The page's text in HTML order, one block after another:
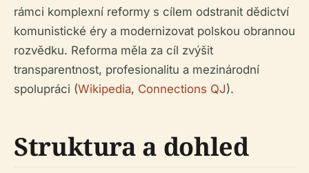
rámci komplexní reformy s cílem odstranit dědictví
komunistické éry a modernizovat polskou obrannou
rozvědku. Reforma měla za cíl zvýšit
transparentnost, profesionalitu a mezinárodní
spolupráci (Wikipedia, Connections QJ).
Struktura a dohled